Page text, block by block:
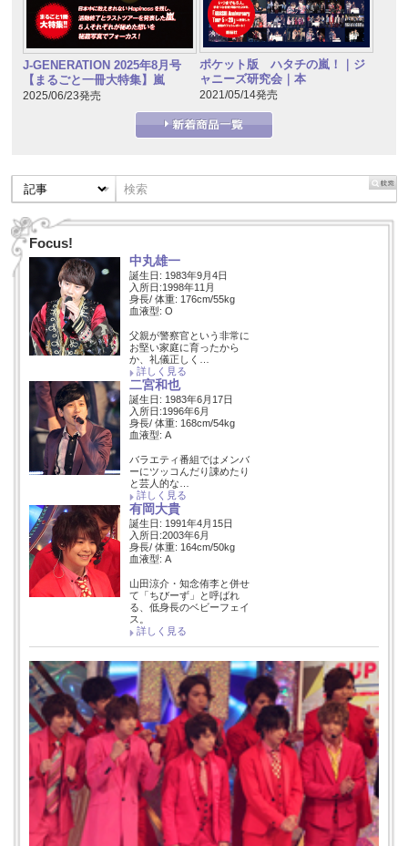
J-GENERATION 2025年8月号
【まるごと一冊大特集】嵐
2025/06/23発売
ポケット版 ハタチの嵐！｜ジ
ャニーズ研究会｜本
2021/05/14発売
Focus!
中丸雄一
誕生日: 1983年9月4日
入所日:1998年11月
身長/ 体重: 176cm/55kg
血液型: O
父親が警察官という非常に
お堅い家庭に育ったから
か、礼儀正しく…
詳しく見る
二宮和也
誕生日: 1983年6月17日
入所日:1996年6月
身長/ 体重: 168cm/54kg
血液型: A
バラエティ番組ではメンバ
ーにツッコんだり諌めたり
と芸人的な…
詳しく見る
有岡大貴
誕生日: 1991年4月15日
入所日:2003年6月
身長/ 体重: 164cm/50kg
血液型: A
山田涼介・知念侑李と併せ
て「ちびーず」と呼ばれ
る、低身長のベビーフェイ
ス。
詳しく見る